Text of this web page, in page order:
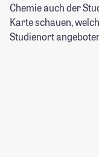
Chemie auch der
Karte schauen,
Studienort